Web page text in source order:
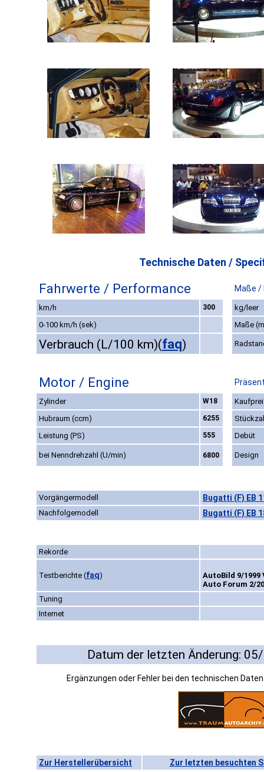
Technische Daten /
Fahrwerte / Performance Maße /
km/h 300
kg/leer
0-100 km/h (sek)
Maße
Verbrauch (L/100 km)(faq)
Motor / Engine
Zylinder W18
Hubraum (ccm)
6255
Leistung (PS)
555 Debüt
bei Nenndrehzahl (U/min) 6800 Design
Vorgängermodell Bugatti (F) EB
Nachfolgemodell Bugatti (F) EB
Rekorde
Testberichte (faq)
AutoBild 9/1999
Auto Forum 2/
Tuning
Internet
Datum der letzten Änderung:
Ergänzungen oder Fehler bei den technischen
Zur Herstellerübersicht Zur letzten besuchten